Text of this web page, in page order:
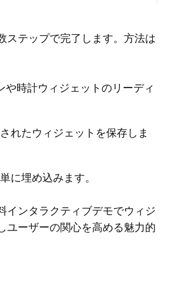
ステップで完了します。方法は
時計ウィジェットのリーディ
れたウィジェットを保存しま
に埋め込みます。
インタラクティブデモでウィジ
ユーザーの関心を高める魅力的